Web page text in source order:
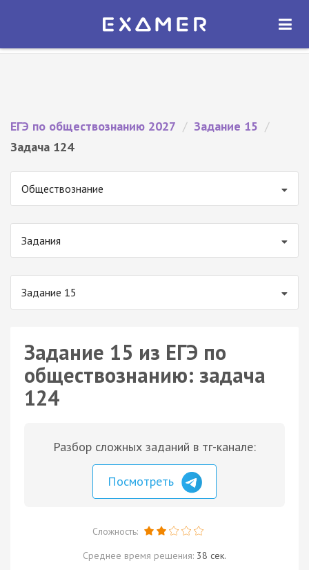
Экзамер — ЕГЭ 2027
ОТКРЫТЬ
ЕГЭ по обществознанию 2027 / Задание 15 /
Задача 124
Обществознание
Задания
Задание 15
Задание 15 из ЕГЭ по
обществознанию: задача
124
Разбор сложных заданий в тг-канале:
Посмотреть
Сложность:
Среднее время решения: 38 сек.